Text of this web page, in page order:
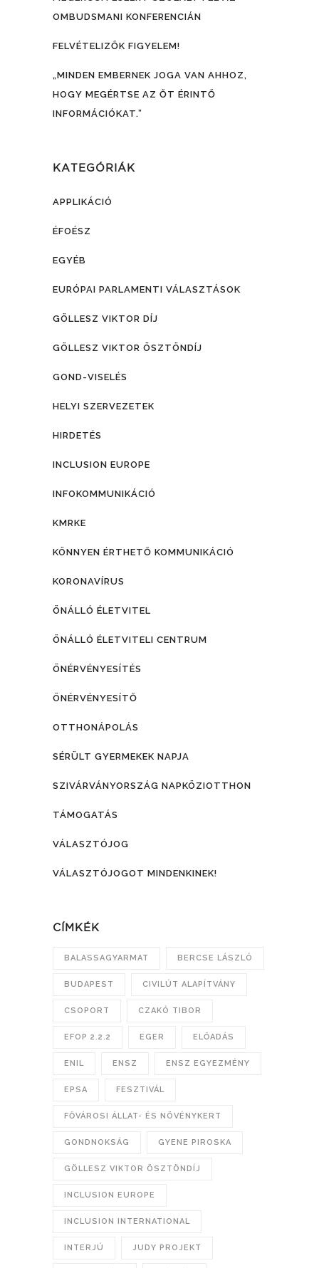
OMBUDSMANI KONFERENCIÁN
FELVÉTELIZŐK FIGYELEM!
„MINDEN EMBERNEK JOGA VAN AHHOZ,
HOGY MEGÉRTSE AZ ŐT ÉRINTŐ
INFORMÁCIÓKAT.”
KATEGÓRIÁK
APPLIKÁCIÓ
ÉFOÉSZ
EGYÉB
EURÓPAI PARLAMENTI VÁLASZTÁSOK
GÖLLESZ VIKTOR DÍJ
GÖLLESZ VIKTOR ÖSZTÖNDÍJ
GOND-VISELÉS
HELYI SZERVEZETEK
HIRDETÉS
INCLUSION EUROPE
INFOKOMMUNIKÁCIÓ
KMRKE
KÖNNYEN ÉRTHETŐ KOMMUNIKÁCIÓ
KORONAVÍRUS
ÖNÁLLÓ ÉLETVITEL
ÖNÁLLÓ ÉLETVITELI CENTRUM
ÖNÉRVÉNYESÍTÉS
ÖNÉRVÉNYESÍTŐ
OTTHONÁPOLÁS
SÉRÜLT GYERMEKEK NAPJA
SZIVÁRVÁNYORSZÁG NAPKÖZIOTTHON
TÁMOGATÁS
VÁLASZTÓJOG
VÁLASZTÓJOGOT MINDENKINEK!
CÍMKÉK
BALASSAGYARMAT BERCSE LÁSZLÓ
BUDAPEST CIVILÚT ALAPÍTVÁNY
CSOPORT CZAKÓ TIBOR
EFOP 2.2.2 EGER ELŐADÁS
ENIL ENSZ ENSZ EGYEZMÉNY
EPSA FESZTIVÁL
FŐVÁROSI ÁLLAT- ÉS NÖVÉNYKERT
GONDNOKSÁG GYENE PIROSKA
GÖLLESZ VIKTOR ÖSZTÖNDÍJ
INCLUSION EUROPE
INCLUSION INTERNATIONAL
INTERJÚ JUDY PROJEKT